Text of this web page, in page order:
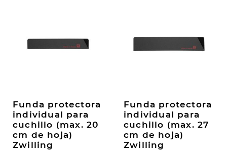
Funda protectora
individual para
cuchillo (max. 20
cm de hoja)
Zwilling
Funda protectora
individual para
cuchillo (max. 27
cm de hoja)
Zwilling